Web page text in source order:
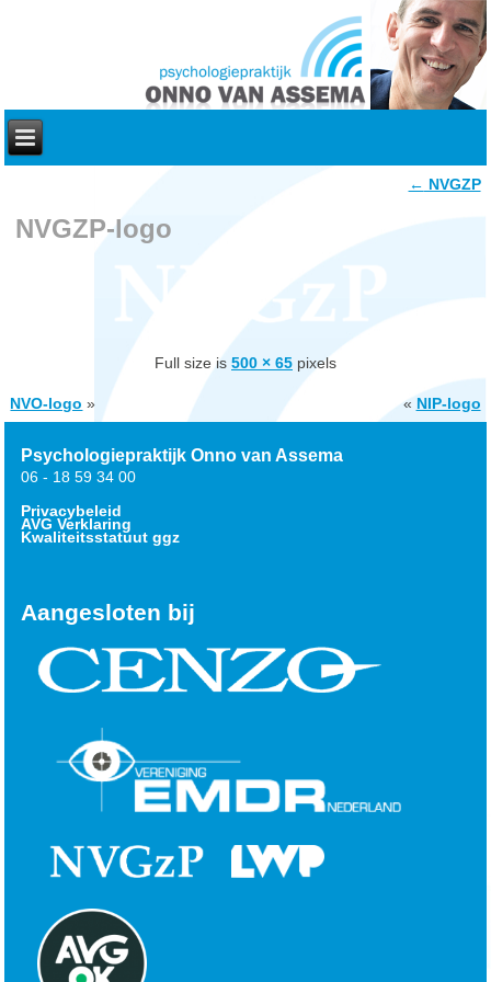
← NVGZP
NVGZP-logo
Full size is 500 × 65 pixels
NVO-logo » « NIP-logo
Psychologiepraktijk Onno van Assema
06 - 18 59 34 00
Privacybeleid
AVG Verklaring
Kwaliteitsstatuut ggz
Aangesloten bij